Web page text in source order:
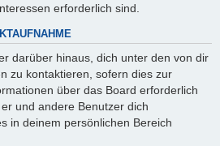
erforderlich sind.
darüber hinaus, dich unter den von dir
zu kontaktieren, sofern dies zur
über das Board erforderlich
und andere Benutzer dich
in deinem persönlichen Bereich